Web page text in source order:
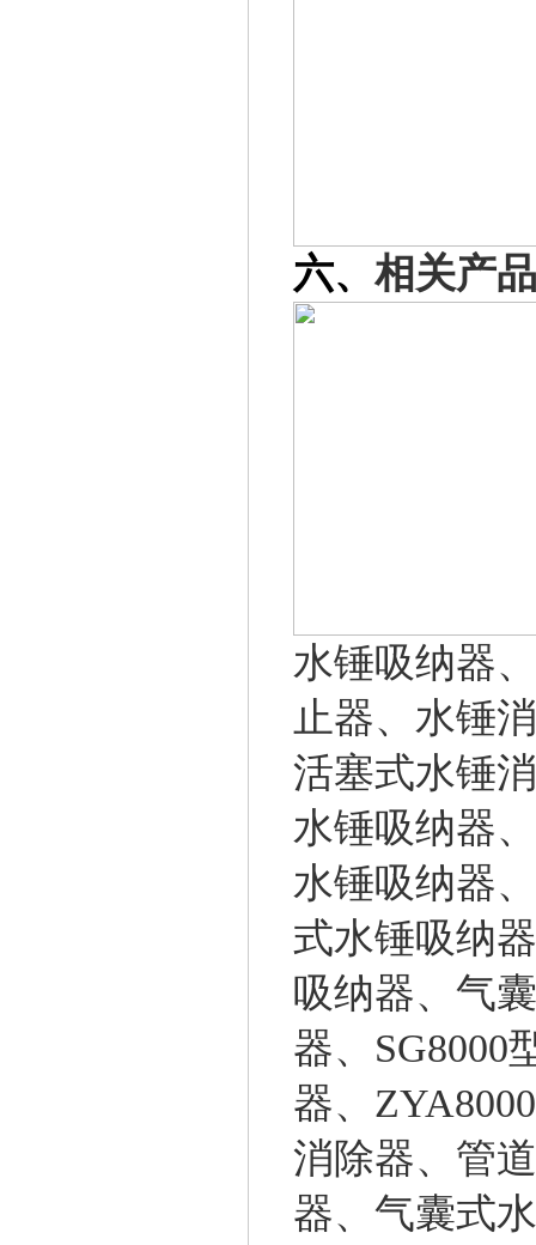
六、 相关产品
水锤吸纳器
止器、水锤
活塞式水锤
水锤吸纳器
水锤吸纳器
式水锤吸纳
吸纳器、气
器、SG8000
器、
消除器、管
器、气囊式